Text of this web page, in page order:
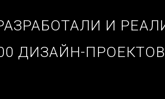
И
ДИЗАЙН-ПРОЕКТОВ